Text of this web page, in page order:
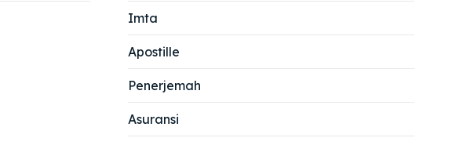
Imta
Apostille
Penerjemah
Asuransi